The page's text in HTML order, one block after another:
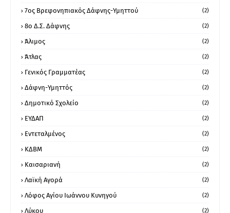
7ος Βρεφονηπιακός Δάφνης-Υμηττού (2)
8ο Δ.Σ. Δάφνης (2)
Άλιμος (2)
Άτλας (2)
Γενικός Γραμματέας (2)
Δάφνη-Υμηττός (2)
Δημοτικό Σχολείο (2)
ΕΥΔΑΠ (2)
Εντεταλμένος (2)
ΚΔΒΜ (2)
Καισαριανή (2)
Λαϊκή Αγορά (2)
Λόφος Αγίου Ιωάννου Κυνηγού (2)
Λύκου (2)